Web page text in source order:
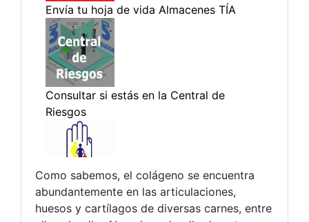
Como sabemos, el colágeno se encuentra
abundantemente en las articulaciones,
huesos y cartílagos de diversas carnes, entre